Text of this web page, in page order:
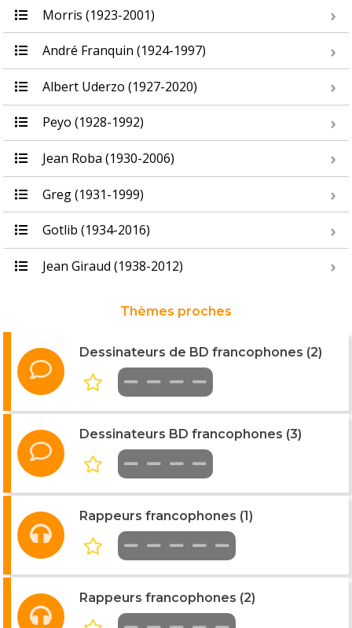
Morris (1923-2001)
André Franquin (1924-1997)
Albert Uderzo (1927-2020)
Peyo (1928-1992)
Jean Roba (1930-2006)
Greg (1931-1999)
Gotlib (1934-2016)
Jean Giraud (1938-2012)
Thèmes proches
Dessinateurs de BD francophones (2)
Dessinateurs BD francophones (3)
Rappeurs francophones (1)
Rappeurs francophones (2)